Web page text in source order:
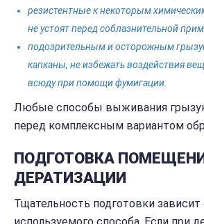
резистентные к некоторым
не устоят перед соблазнительной
подозрительным и осторожным
капканы, не избежать воздействия
всюду при помощи фумигации.
Любые способы выживания
перед комплексным вариантом
ПОДГОТОВКА
ДЕРАТИЗАЦИИ
Тщательность подготовки зависит